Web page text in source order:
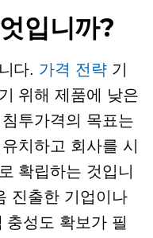
입니까?
다. 가격 전략기
위해 제품에 낮은
투가격의 목표는
치하고 회사를 시
확립하는 것입니
진출한 기업이나
충성도 확보가 필